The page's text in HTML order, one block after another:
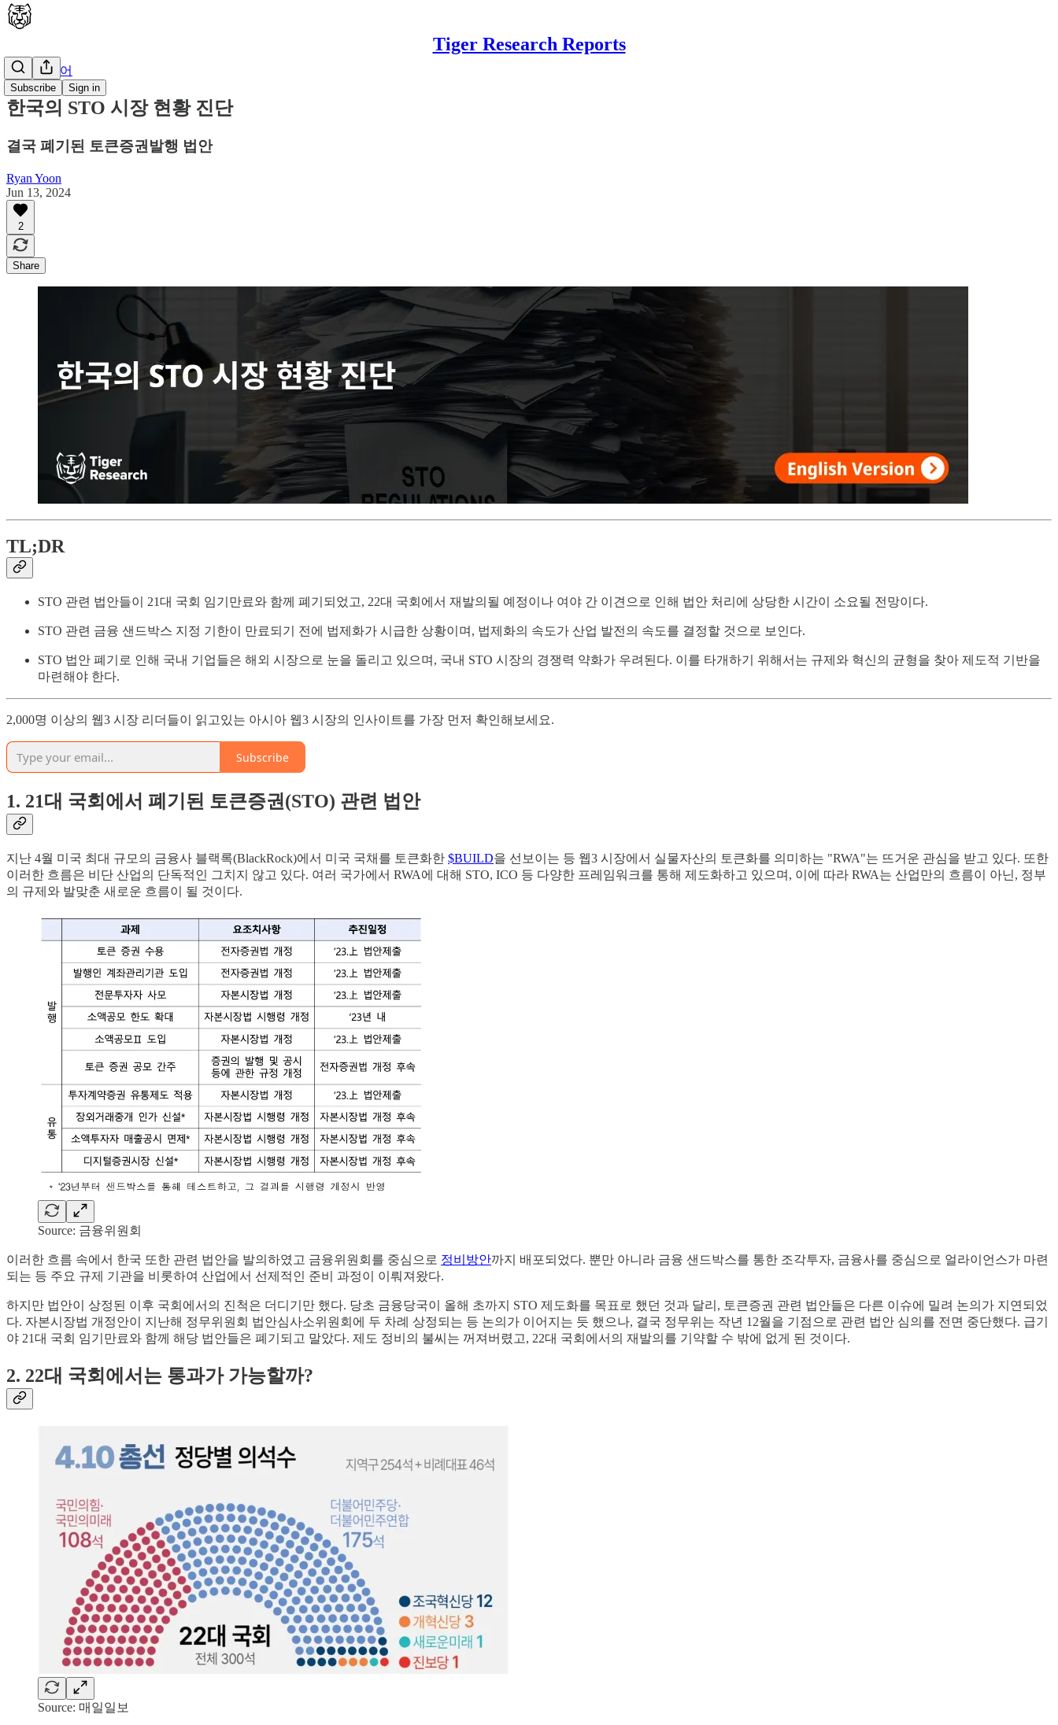
Tiger Research Reports
Subscribe Sign in
🇰🇷 한국어
한국의 STO 시장 현황 진단
결국 폐기된 토큰증권발행 법안
Ryan Yoon
Jun 13, 2024
2
Share
TL;DR
STO 관련 법안들이 21대 국회 임기만료와 함께 폐기되었고, 22대 국회에서 재발의될 예정이나 여야 간 이견으로 인해 법안 처리에 상당한 시간이 소요될 전망이다.
STO 관련 금융 샌드박스 지정 기한이 만료되기 전에 법제화가 시급한 상황이며, 법제화의 속도가 산업 발전의 속도를 결정할 것으로 보인다.
STO 법안 폐기로 인해 국내 기업들은 해외 시장으로 눈을 돌리고 있으며, 국내 STO 시장의 경쟁력 약화가 우려된다. 이를 타개하기 위해서는 규제와 혁신의 균형을 찾아 제도적 기반을
마련해야 한다.
2,000명 이상의 웹3 시장 리더들이 읽고있는 아시아 웹3 시장의 인사이트를 가장 먼저 확인해보세요.
Subscribe
1. 21대 국회에서 폐기된 토큰증권(STO) 관련 법안
지난 4월 미국 최대 규모의 금융사 블랙록(BlackRock)에서 미국 국채를 토큰화한 $BUILD을 선보이는 등 웹3 시장에서 실물자산의 토큰화를 의미하는 "RWA"는 뜨거운 관심을 받고 있다. 또한
이러한 흐름은 비단 산업의 단독적인 그치지 않고 있다. 여러 국가에서 RWA에 대해 STO, ICO 등 다양한 프레임워크를 통해 제도화하고 있으며, 이에 따라 RWA는 산업만의 흐름이 아닌, 정부
의 규제와 발맞춘 새로운 흐름이 될 것이다.
Source: 금융위원회
이러한 흐름 속에서 한국 또한 관련 법안을 발의하였고 금융위원회를 중심으로 정비방안까지 배포되었다. 뿐만 아니라 금융 샌드박스를 통한 조각투자, 금융사를 중심으로 얼라이언스가 마련
되는 등 주요 규제 기관을 비롯하여 산업에서 선제적인 준비 과정이 이뤄져왔다.
하지만 법안이 상정된 이후 국회에서의 진척은 더디기만 했다. 당초 금융당국이 올해 초까지 STO 제도화를 목표로 했던 것과 달리, 토큰증권 관련 법안들은 다른 이슈에 밀려 논의가 지연되었
다. 자본시장법 개정안이 지난해 정무위원회 법안심사소위원회에 두 차례 상정되는 등 논의가 이어지는 듯 했으나, 결국 정무위는 작년 12월을 기점으로 관련 법안 심의를 전면 중단했다. 급기
야 21대 국회 임기만료와 함께 해당 법안들은 폐기되고 말았다. 제도 정비의 불씨는 꺼져버렸고, 22대 국회에서의 재발의를 기약할 수 밖에 없게 된 것이다.
2. 22대 국회에서는 통과가 가능할까?
Source: 매일일보